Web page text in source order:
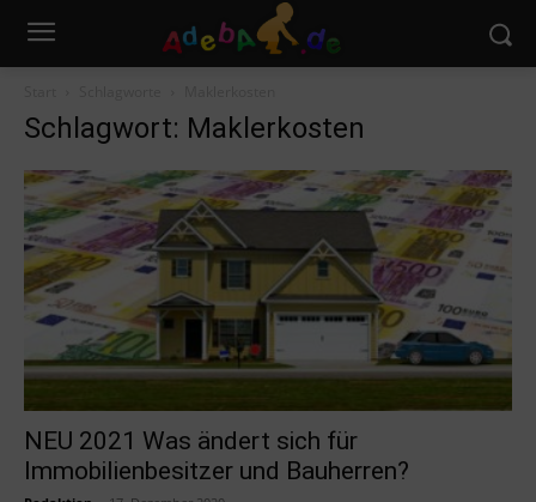
Schlagwort: Maklerkosten
NEU 2021 Was ändert sich für
Immobilienbesitzer und Bauherren?